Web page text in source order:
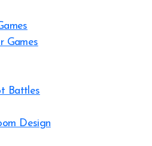
Games
Battles
Design